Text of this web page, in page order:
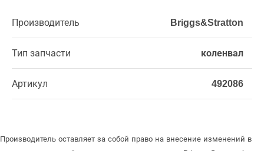
Производитель Briggs&Stratton
Тип запчасти коленвал
Артикул 492086
Производитель оставляет за собой право на внесение изменений в